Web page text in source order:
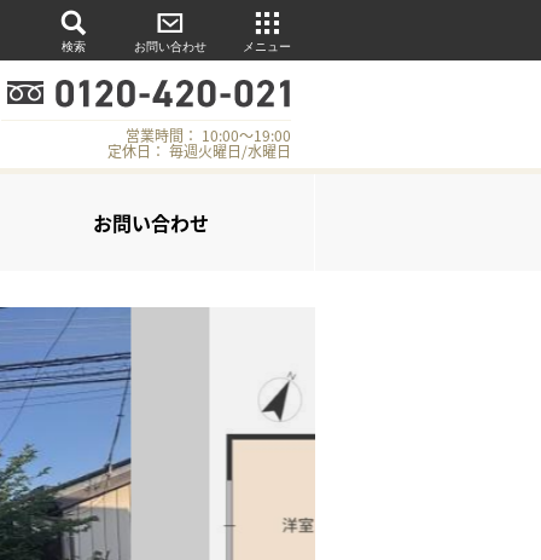
検索 お問い合わせ メニュー
営業時間： 10:00～19:00
定休日： 毎週火曜日/水曜日
お問い合わせ